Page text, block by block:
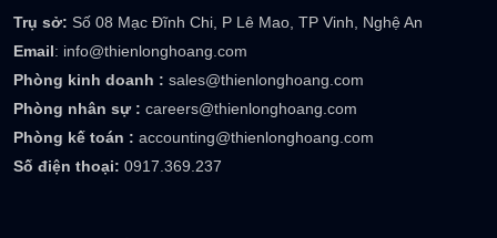
Trụ sở: Số 08 Mạc Đĩnh Chi, P Lê Mao, TP Vinh, Nghệ An
Email: info@thienlonghoang.com
Phòng kinh doanh : sales@thienlonghoang.com
Phòng nhân sự : careers@thienlonghoang.com
Phòng kế toán : accounting@thienlonghoang.com
Số điện thoại: 0917.369.237